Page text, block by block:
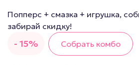
- 15%
Попперс + смазка + игрушка,
забирай скидку!
Собрать комбо